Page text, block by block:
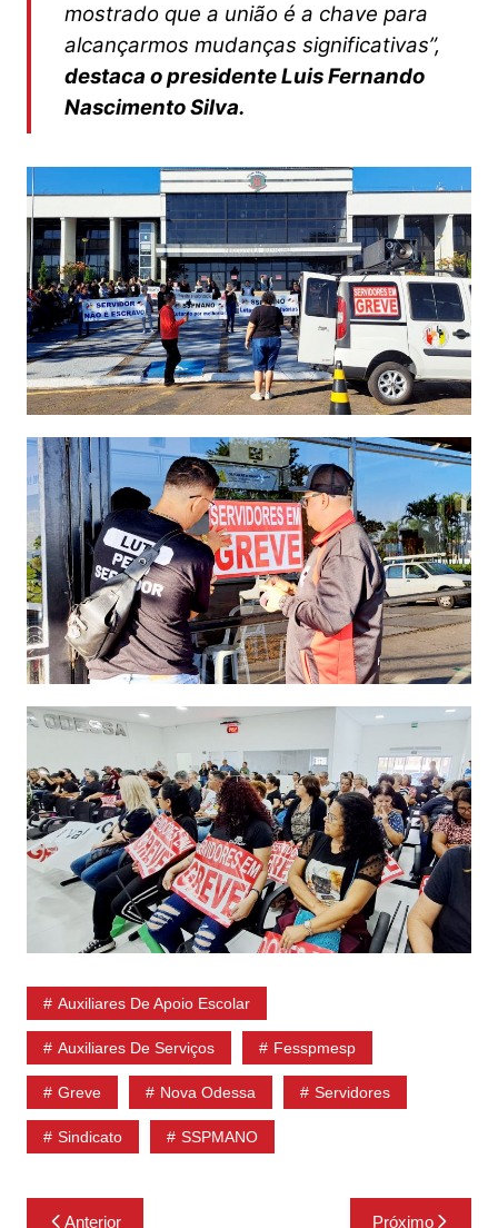
mostrado que a união é a chave para
alcançarmos mudanças significativas”,
destaca o presidente Luis Fernando
Nascimento Silva.
Auxiliares De Apoio Escolar
Auxiliares De Serviços Fesspmesp
Greve Nova Odessa Servidores
Sindicato SSPMANO
Navegação
Anterior Próximo